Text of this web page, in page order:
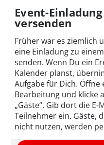
Event-
versenden
Früher war es ziemlich
eine Einladung zu
senden. Wenn Du ein
Kalender planst,
Aufgabe für Dich. Öffne
Bearbeitung und klicke
„Gäste“. Gib dort die
Teilnehmer ein. Gäste,
nicht nutzen, werden